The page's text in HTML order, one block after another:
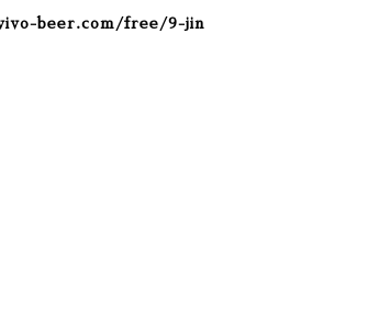
beer.com/free/9-jin